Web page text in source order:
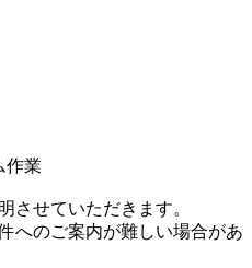
業
させていただきます。
へのご案内が難しい場合があ